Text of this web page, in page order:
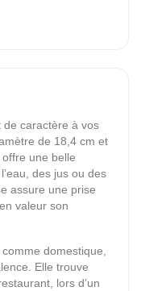
de caractère à vos
de 18,4 cm et
une belle
des jus ou des
assure une prise
valeur son
domestique,
Elle trouve
lors d’un